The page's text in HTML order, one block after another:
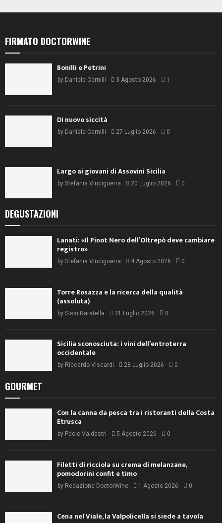
FIRMATO DOCTORWINE
Bonilli e Petrini
by Daniele Cernilli 3 Agosto 2026 1
Di nuovo siccità
by Daniele Cernilli 27 Luglio 2026 0
Largo ai giovani di Assovini Sicilia
by Stefania Vinciguerra 20 Luglio 2026 0
DEGUSTAZIONI
Lanati: «Il Pinot Nero dell’Oltrepò deve cambiare
registro»
by Stefania Vinciguerra 4 Agosto 2026 0
Torre Rosazza e la ricerca della qualità
(assoluta)
by Sissi Baratella 31 Luglio 2026 0
Sicilia sconosciuta: i vini dell’entroterra
occidentale
by Riccardo Viscardi 28 Luglio 2026 0
GOURMET
Con la canna da pesca tra i ristoranti della Costa
Etrusca
by Paolo Valdastri 5 Agosto 2026 0
Filetti di ricciola su crema di melanzane,
pomodorini confit e timo
by Redazione DoctorWine 1 Agosto 2026 0
Cena nel Viale, la Valpolicella si siede a tavola